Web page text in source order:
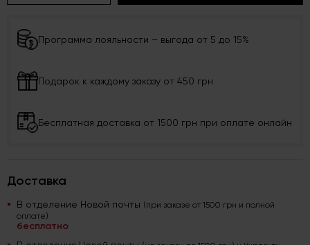
Программа лояльности – выгода от 5 до 15%
Подарок к каждому заказу от 450 грн
Бесплатная доставка от 1500 грн при оплате онлайн
Доставка
В отделение Новой почты (при заказе от 1500 грн и полной
оплате)
бесплатно